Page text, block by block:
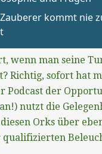
wenn man seine
Richtig, sofort hat
Podcast der
nutzt die
Orks über
qualifizierten